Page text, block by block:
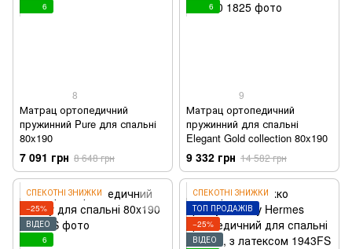
6
8
Матрац ортопедичний
пружинний Pure для спальні
80x190
7 091 грн 8 648 грн
6
9
Матрац ортопедичний
пружинний для спальні
Elegant Gold collection 80x190
9 332 грн 14 582 грн
СПЕКОТНІ ЗНИЖКИ
−25%
ВІДЕО
6
СПЕКОТНІ ЗНИЖКИ
ТОП ПРОДАЖІВ
−25%
ВІДЕО